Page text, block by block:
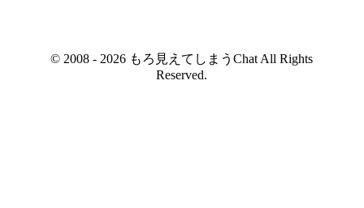
© 2008 - 2026 もろ見えてしまうChat All Rights
Reserved.